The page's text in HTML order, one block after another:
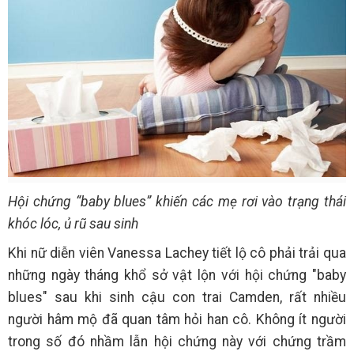
Hội chứng “baby blues” khiến các mẹ rơi vào trạng thái
khóc lóc, ủ rũ sau sinh
Khi nữ diễn viên Vanessa Lachey tiết lộ cô phải trải qua
những ngày tháng khổ sở vật lộn với hội chứng "baby
blues" sau khi sinh cậu con trai Camden, rất nhiều
người hâm mộ đã quan tâm hỏi han cô. Không ít người
trong số đó nhầm lẫn hội chứng này với chứng trầm